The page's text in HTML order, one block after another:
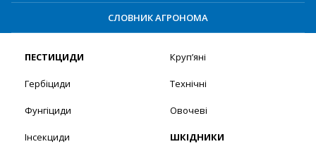
СЛОВНИК АГРОНОМА
ПЕСТИЦИДИ
Гербіциди
Фунгіциди
Інсекциди
Круп’яні
Технічні
Овочеві
ШКІДНИКИ